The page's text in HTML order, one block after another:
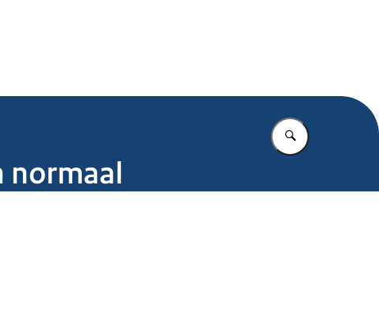
Vul in wat u
normaal